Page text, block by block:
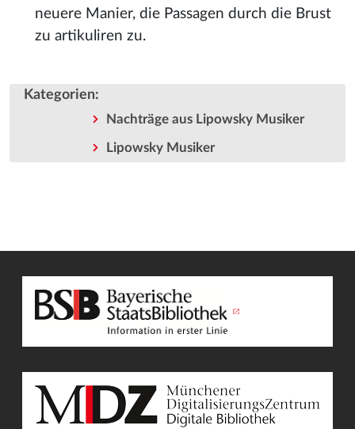
neuere Manier, die Passagen durch die Brust
zu artikuliren zu.
Kategorien:
Nachträge aus Lipowsky Musiker
Lipowsky Musiker